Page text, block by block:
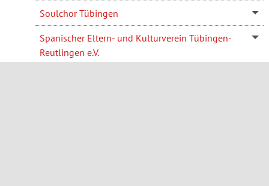
Soulchor Tübingen
Spanischer Eltern- und Kulturverein Tübingen-
Reutlingen e.V.